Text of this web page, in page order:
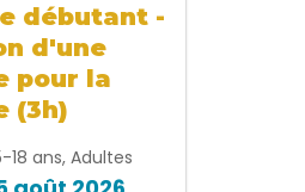
débutant -
d'une
pour la
(3h)
18 ans, Adultes